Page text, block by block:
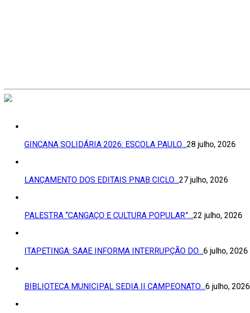
GINCANA SOLIDÁRIA 2026: ESCOLA PAULO…28 julho, 2026
LANÇAMENTO DOS EDITAIS PNAB CICLO…27 julho, 2026
PALESTRA “CANGAÇO E CULTURA POPULAR”…22 julho, 2026
ITAPETINGA: SAAE INFORMA INTERRUPÇÃO DO…6 julho, 2026
BIBLIOTECA MUNICIPAL SEDIA II CAMPEONATO…6 julho, 2026